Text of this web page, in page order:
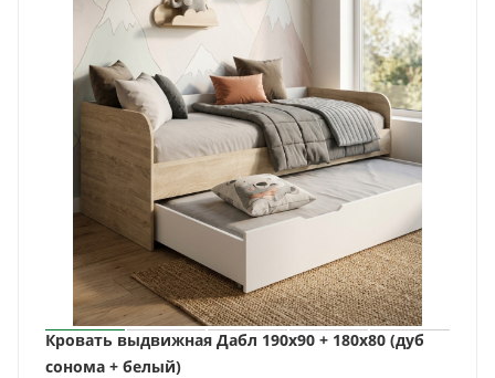
Кровать выдвижная Дабл 190х90 + 180х80 (дуб
сонома + белый)